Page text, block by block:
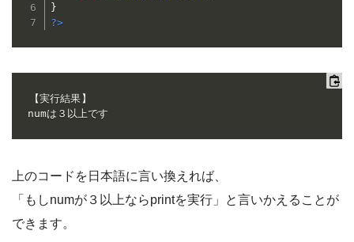
}
?>
【実行結果】
numは３以上です
上のコードを日本語に言い換えれば、
「もしnumが３以上ならprintを実行」と言いかえることが
できます。